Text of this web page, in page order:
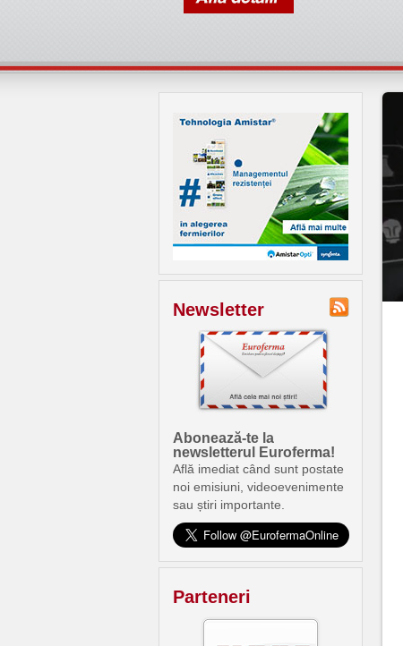
Newsletter
Abonează-te la
newsletterul Euroferma!
Află imediat când sunt postate
noi emisiuni, videoevenimente
sau știri importante.
Parteneri